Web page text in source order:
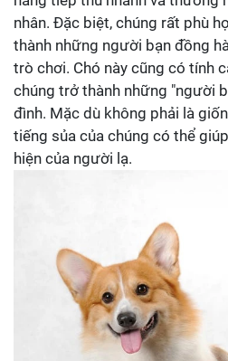
nhân. Đặc biệt, chúng rất phù
thành những người bạn đồng
trò chơi. Chó này cũng có tính
chúng trở thành những "người
đình. Mặc dù không phải là
tiếng sủa của chúng có thể
hiện của người lạ.